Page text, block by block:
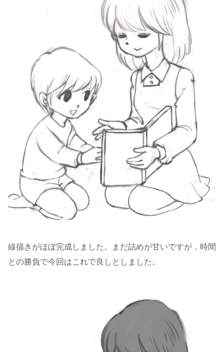
線描きがほぼ完成しました。まだ詰めが甘いですが，時間
との勝負で今回はこれで良しとしました。